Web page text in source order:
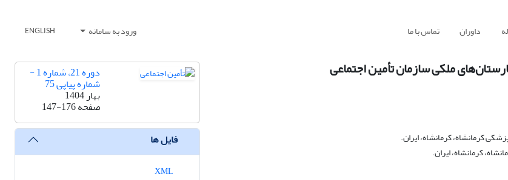
داوران تماس با ما ورود به سامانه ENGLISH
ملکی سازمان تأمین اجتماعی
کرمانشاه، کرمانشاه، ایران.
کرمانشاه، ایران.
دوره 21، شماره 1 -
شماره پیاپی 75
بهار 1404
صفحه147-176
فایل ها